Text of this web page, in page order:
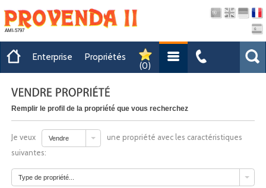
AMI-5797
Enterprise
Propriétés
(0)
Remplir le profil de la propriété que vous recherchez
Je veux Vendre
une propriété avec les caractéristiques
suivantes:
Type de propriété...